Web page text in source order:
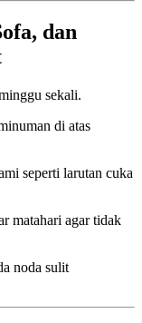
dan
sekali.
di atas
seperti larutan cuka
matahari agar tidak
noda sulit